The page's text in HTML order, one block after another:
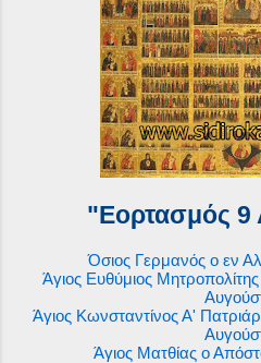
"Εορτασμός 9
Όσιος Γερμανός ο εν
Άγιος Ευθύμιος
Άγιος Κωνσταντίνος Α'
Άγιος Ματθίας ο